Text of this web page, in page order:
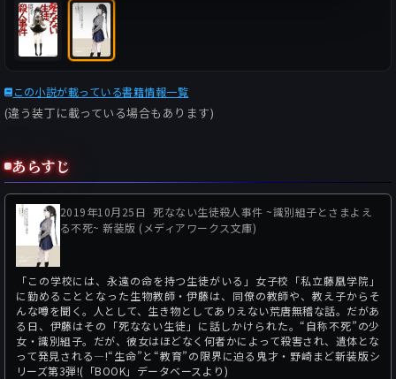
この小説が載っている書籍情報一覧
(違う装丁に載っている場合もあります)
あらすじ
2019年10月25日 死なない生徒殺人事件 ~識別組子とさまよえ
る不死~ 新装版 (メディアワークス文庫)
「この学校には、永遠の命を持つ生徒がいる」女子校「私立藤凰学院」
に勤めることとなった生物教師・伊藤は、同僚の教師や、教え子からそ
んな噂を聞く。人として、生き物としてありえない荒唐無稽な話。だがあ
る日、伊藤はその「死なない生徒」に話しかけられた。“自称不死”の少
女・識別組子。だが、彼女はほどなく何者かによって殺害され、遺体とな
って発見される―!“生命”と“教育”の限界に迫る鬼才・野崎まど新装版シ
リーズ第3弾!(「BOOK」データベースより)